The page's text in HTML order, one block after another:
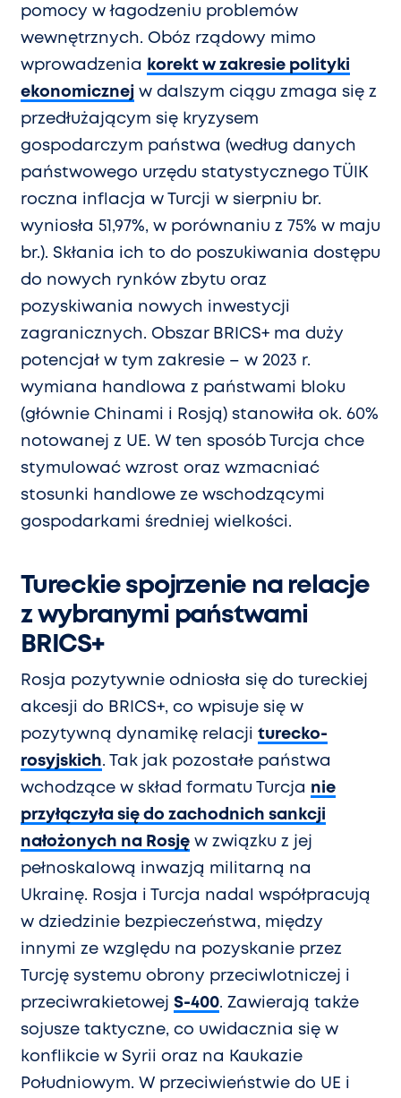
pomocy w łagodzeniu problemów
wewnętrznych. Obóz rządowy mimo
wprowadzenia
korekt w zakresie polityki
ekonomicznej w dalszym ciągu zmaga się z
przedłużającym się kryzysem
gospodarczym państwa (według danych
państwowego urzędu statystycznego TÜIK
roczna inflacja w Turcji w sierpniu br.
wyniosła 51,97%, w porównaniu z 75% w maju
br.). Skłania ich to do poszukiwania dostępu
do nowych rynków zbytu oraz
pozyskiwania nowych inwestycji
zagranicznych. Obszar BRICS+ ma duży
potencjał w tym zakresie – w 2023 r.
wymiana handlowa z państwami bloku
(głównie Chinami i Rosją) stanowiła ok. 60%
notowanej z UE. W ten sposób Turcja chce
stymulować wzrost oraz wzmacniać
stosunki handlowe ze wschodzącymi
gospodarkami średniej wielkości.
Tureckie spojrzenie na relacje
z wybranymi państwami
BRICS+
Rosja pozytywnie odniosła się do tureckiej
akcesji do BRICS+, co wpisuje się w
pozytywną dynamikę relacji turecko-
rosyjskich. Tak jak pozostałe państwa
wchodzące w skład formatu Turcja nie
przyłączyła się do zachodnich sankcji
nałożonych na Rosję w związku z jej
pełnoskalową inwazją militarną na
Ukrainę. Rosja i Turcja nadal współpracują
w dziedzinie bezpieczeństwa, między
innymi ze względu na pozyskanie przez
Turcję systemu obrony przeciwlotniczej i
przeciwrakietowej S-400. Zawierają także
sojusze taktyczne, co uwidacznia się w
konflikcie w Syrii oraz na Kaukazie
Południowym. W przeciwieństwie do UE i